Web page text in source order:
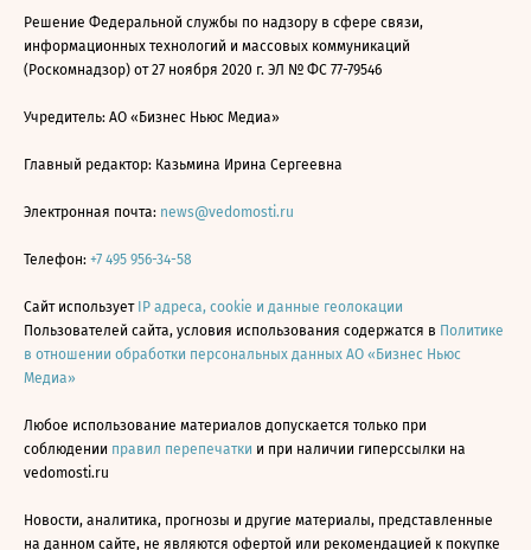
Решение Федеральной службы по надзору в сфере связи,
информационных технологий и массовых коммуникаций
(Роскомнадзор) от 27 ноября 2020 г. ЭЛ № ФС 77-79546
Учредитель: АО «Бизнес Ньюс Медиа»
Главный редактор: Казьмина Ирина Сергеевна
Электронная почта: news@vedomosti.ru
Телефон: +7 495 956-34-58
Сайт использует IP адреса, cookie и данные геолокации
Пользователей сайта, условия использования содержатся в Политике
в отношении обработки персональных данных АО «Бизнес Ньюс
Медиа»
Любое использование материалов допускается только при
соблюдении правил перепечатки и при наличии гиперссылки на
vedomosti.ru
Новости, аналитика, прогнозы и другие материалы, представленные
на данном сайте, не являются офертой или рекомендацией к покупке